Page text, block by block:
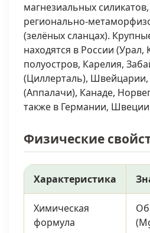
магнезиальных
регионально-
(зелёных сланцах).
находятся в России (Урал,
полуостров, Карелия,
(Циллерталь),
(Аппалачи), Канаде,
также в Германии,
Физические
Характеристика
Химическая
формула